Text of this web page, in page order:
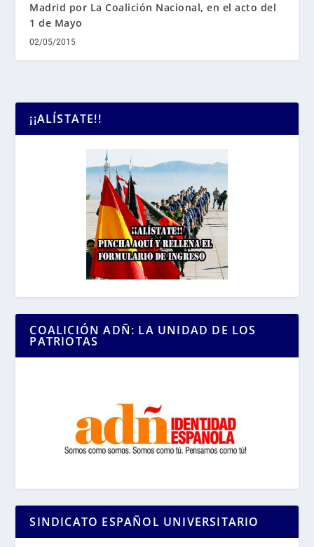
Madrid por La Coalición Nacional, en el acto del
1 de Mayo
02/05/2015
¡¡ALÍSTATE!!
COALICIÓN ADÑ: LA UNIDAD DE LOS
PATRIOTAS
SINDICATO ESPAÑOL UNIVERSITARIO